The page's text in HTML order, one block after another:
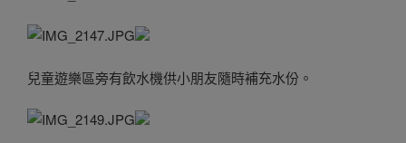
兒童遊樂區旁有飲水機供小朋友隨時補充水份。